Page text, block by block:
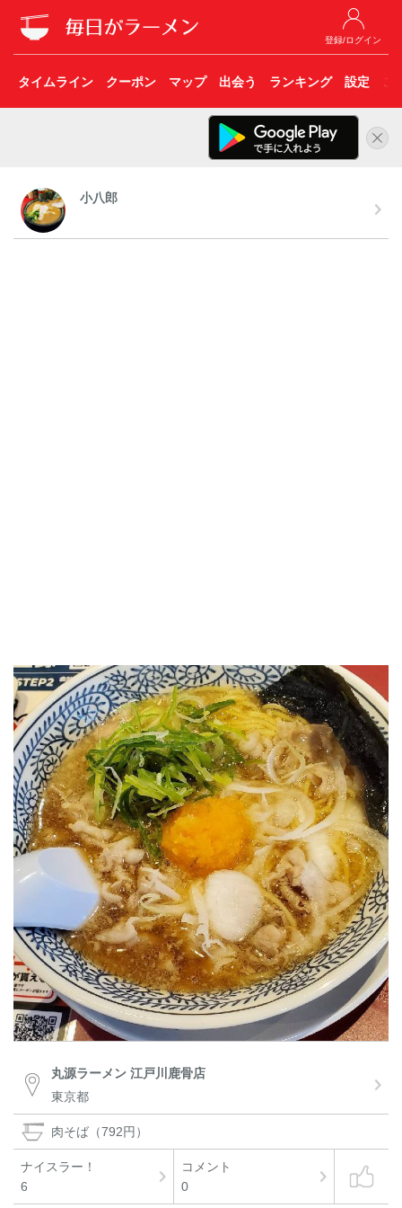
登録/ログイン
タイムライン クーポン マップ 出会う ランキング 設定 こ
小八郎
丸源ラーメン 江戸川鹿骨店
東京都
肉そば（792円）
ナイスラー！
6
コメント
0